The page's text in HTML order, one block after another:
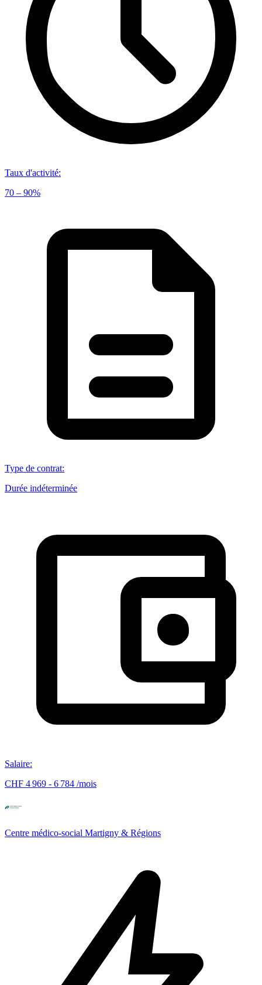
Taux d'activité:
70 – 90%
Type de contrat:
Durée indéterminée
Salaire:
CHF 4 969 - 6 784 /mois
Centre médico-social Martigny & Régions